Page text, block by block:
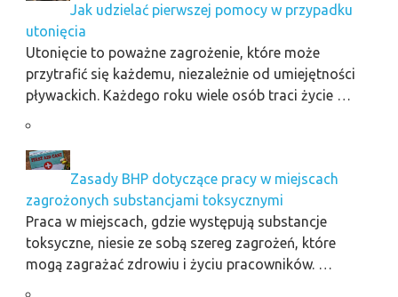
Jak udzielać pierwszej pomocy w przypadku
utonięcia
Utonięcie to poważne zagrożenie, które może
przytrafić się każdemu, niezależnie od umiejętności
pływackich. Każdego roku wiele osób traci życie …
Zasady BHP dotyczące pracy w miejscach
zagrożonych substancjami toksycznymi
Praca w miejscach, gdzie występują substancje
toksyczne, niesie ze sobą szereg zagrożeń, które
mogą zagrażać zdrowiu i życiu pracowników. …